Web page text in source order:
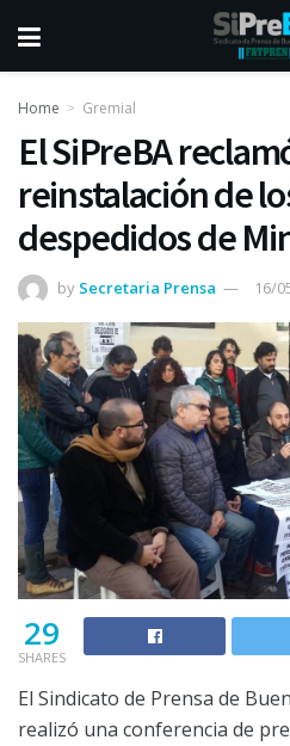
Home Gremial
El SiPreBA
reinstalación de
despedidos de
by Secretaria Prensa 16/
29
SHARES
El Sindicato de Prensa de
realizó una conferencia de